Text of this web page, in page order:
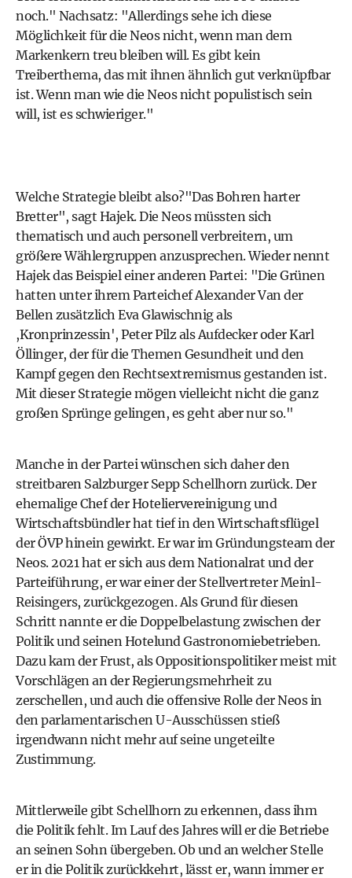
noch." Nachsatz: "Allerdings sehe ich diese
Möglichkeit für die Neos nicht, wenn man dem
Markenkern treu bleiben will. Es gibt kein
Treiberthema, das mit ihnen ähnlich gut verknüpfbar
ist. Wenn man wie die Neos nicht populistisch sein
will, ist es schwieriger."
Welche Strategie bleibt also?"Das Bohren harter
Bretter", sagt Hajek. Die Neos müssten sich
thematisch und auch personell verbreitern, um
größere Wählergruppen anzusprechen. Wieder nennt
Hajek das Beispiel einer anderen Partei: "Die Grünen
hatten unter ihrem Parteichef Alexander Van der
Bellen zusätzlich Eva Glawischnig als
,Kronprinzessin', Peter Pilz als Aufdecker oder Karl
Öllinger, der für die Themen Gesundheit und den
Kampf gegen den Rechtsextremismus gestanden ist.
Mit dieser Strategie mögen vielleicht nicht die ganz
großen Sprünge gelingen, es geht aber nur so."
Manche in der Partei wünschen sich daher den
streitbaren Salzburger Sepp Schellhorn zurück. Der
ehemalige Chef der Hoteliervereinigung und
Wirtschaftsbündler hat tief in den Wirtschaftsflügel
der ÖVP hinein gewirkt. Er war im Gründungsteam der
Neos. 2021 hat er sich aus dem Nationalrat und der
Parteiführung, er war einer der Stellvertreter Meinl-
Reisingers, zurückgezogen. Als Grund für diesen
Schritt nannte er die Doppelbelastung zwischen der
Politik und seinen Hotelund Gastronomiebetrieben.
Dazu kam der Frust, als Oppositionspolitiker meist mit
Vorschlägen an der Regierungsmehrheit zu
zerschellen, und auch die offensive Rolle der Neos in
den parlamentarischen U-Ausschüssen stieß
irgendwann nicht mehr auf seine ungeteilte
Zustimmung.
Mittlerweile gibt Schellhorn zu erkennen, dass ihm
die Politik fehlt. Im Lauf des Jahres will er die Betriebe
an seinen Sohn übergeben. Ob und an welcher Stelle
er in die Politik zurückkehrt, lässt er, wann immer er